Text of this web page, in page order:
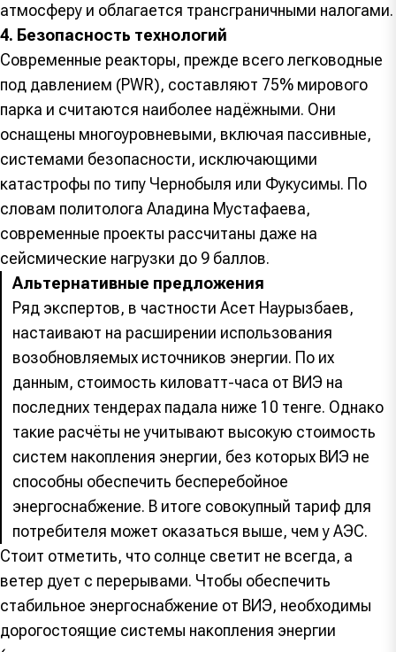
атмосферу и облагается трансграничными налогами.
4. Безопасность технологий
Современные реакторы, прежде всего легководные
под давлением (PWR), составляют 75% мирового
парка и считаются наиболее надёжными. Они
оснащены многоуровневыми, включая пассивные,
системами безопасности, исключающими
катастрофы по типу Чернобыля или Фукусимы. По
словам политолога Аладина Мустафаева,
современные проекты рассчитаны даже на
сейсмические нагрузки до 9 баллов.
Альтернативные предложения
Ряд экспертов, в частности Асет Наурызбаев,
настаивают на расширении использования
возобновляемых источников энергии. По их
данным, стоимость киловатт-часа от ВИЭ на
последних тендерах падала ниже 10 тенге. Однако
такие расчёты не учитывают высокую стоимость
систем накопления энергии, без которых ВИЭ не
способны обеспечить бесперебойное
энергоснабжение. В итоге совокупный тариф для
потребителя может оказаться выше, чем у АЭС.
Стоит отметить, что солнце светит не всегда, а
ветер дует с перерывами. Чтобы обеспечить
стабильное энергоснабжение от ВИЭ, необходимы
дорогостоящие системы накопления энергии